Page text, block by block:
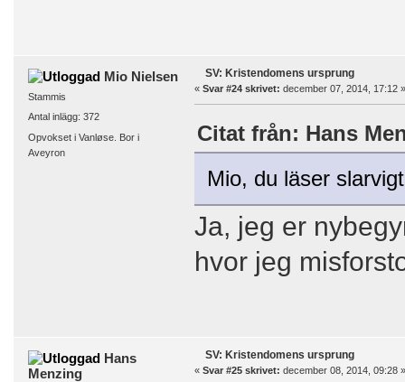
Mio Nielsen
Stammis
Antal inlägg: 372
Opvokset i Vanløse. Bor i
Aveyron
SV: Kristendomens ursprung
« Svar #24 skrivet: december 07, 2014, 17:12 »
Citat från: Hans
Mio, du läser
Ja, jeg er
hvor jeg
Hans
Menzing
SV: Kristendomens ursprung
« Svar #25 skrivet: december 08, 2014, 09:28 »